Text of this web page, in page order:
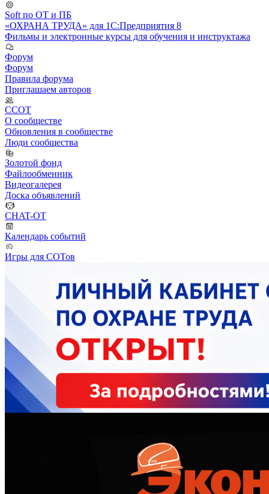
Soft по ОТ и ПБ
«ОХРАНА ТРУДА» для 1С:Предприятия 8
Фильмы и электронные курсы для обучения и инструктажа
Форум
Форум
Правила форума
Приглашаем авторов
ССОТ
О сообществе
Обновления в сообществе
Люди сообщества
Золотой фонд
Файлообменник
Видеогалерея
Доска объявлений
CHAT-OT
Календарь событий
Игры для СОТов